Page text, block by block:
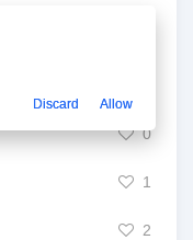
0
1
2
Discard Allow